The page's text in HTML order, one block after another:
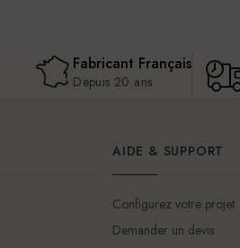
Fabricant Français
Depuis 20 ans
AIDE & SUPPORT
Configurez votre projet
Demander un devis